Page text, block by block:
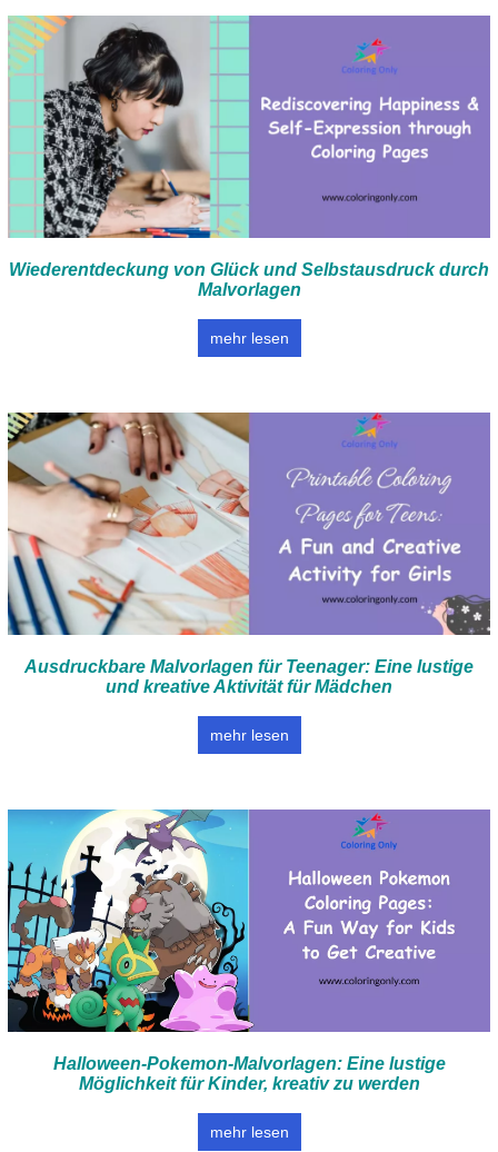
Wiederentdeckung von Glück und Selbstausdruck durch
Malvorlagen
mehr lesen
Ausdruckbare Malvorlagen für Teenager: Eine lustige
und kreative Aktivität für Mädchen
mehr lesen
Halloween-Pokemon-Malvorlagen: Eine lustige
Möglichkeit für Kinder, kreativ zu werden
mehr lesen